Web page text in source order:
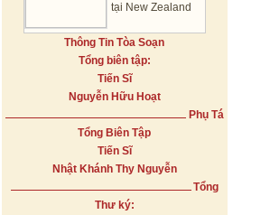
tại New Zealand
Thông Tin Tòa Soạn
Tổng biên tập:
Tiến Sĩ
Nguyễn Hữu Hoạt
Phụ Tá
Tổng Biên Tập
Tiến Sĩ
Nhật Khánh Thy Nguyễn
Tổng
Thư ký: